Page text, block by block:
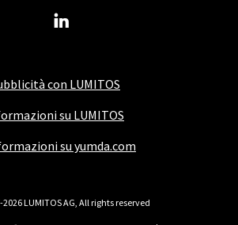
con LUMITOS
su LUMITOS
su yumda.com
LUMITOS AG, All rights reserved